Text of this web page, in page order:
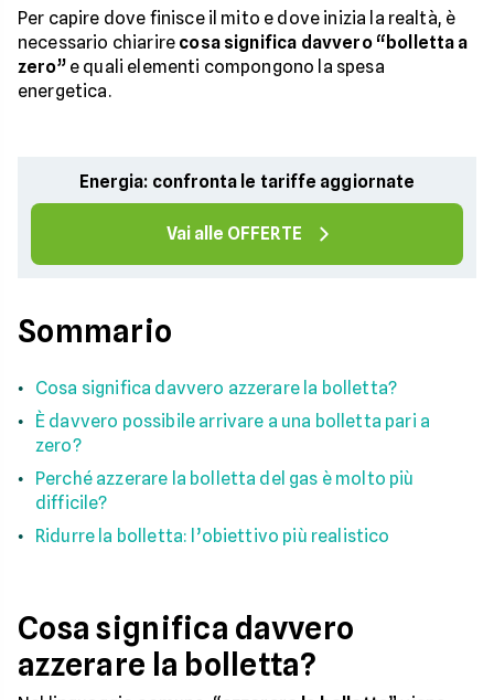
Per capire dove finisce il mito e dove inizia la realtà, è
necessario chiarire cosa significa davvero “bolletta a
zero”e quali elementi compongono la spesa
energetica.
Energia: confronta le tariffe aggiornate
Vai alle OFFERTE
Sommario
Cosa significa davvero azzerare la bolletta?
È davvero possibile arrivare a una bolletta pari a
zero?
Perché azzerare la bolletta del gas è molto più
difficile?
Ridurre la bolletta: l’obiettivo più realistico
Cosa significa davvero
azzerare la bolletta?